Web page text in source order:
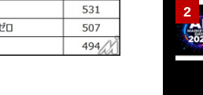
ソフトバンク